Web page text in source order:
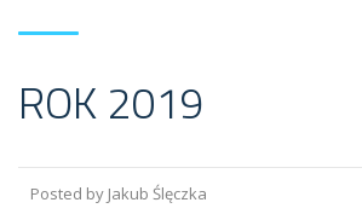
ROK 2019
Posted by Jakub Ślęczka